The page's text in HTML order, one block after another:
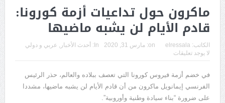
ماكرون حول تداعيات أزمة كورونا:
قادم الأيام لن يشبه ماضيها
الكاتب: elressala
on: مارس 31, 2020 In: أحدث الأخبار , عربي و دولي
لا يوجد تعليقات
في خضم أزمة فيروس كورونا التي تعصف ببلاده والعالم، حذر الرئيس
الفرنسي إيمانويل ماكرون من أن قادم الأيام لن يشبه ماضيها، مشددا
على ضرورة “بناء سيادة وطنية وأوروبية”.